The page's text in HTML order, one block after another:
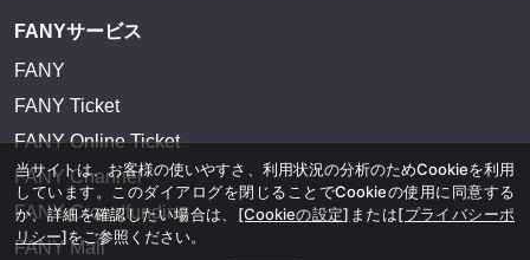
FANYサービス
FANY
FANY Ticket
FANY Online Ticket
FANY Channel
FANY Crowdfunding
FANY Mall
当サイトは、お客様の使いやすさ、利用状況の分析のためCookieを利用
しています。このダイアログを閉じることでCookieの使用に同意する
か、詳細を確認したい場合は、 [Cookieの設定] または[プライバシーポ
リシー]をご参照ください。